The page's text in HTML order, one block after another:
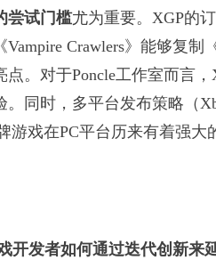
尝试门槛尤为重要。XGP的
Crawlers》能够复制
。对于Poncle工作室而言，
同时，多平台发布策略（
戏在PC平台历来有着强大
开发者如何通过迭代创新来